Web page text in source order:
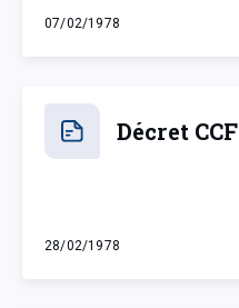
07/02/1978
mardi 7 février 1978
Décret CCF
28/02/1978
mardi 28 février 1978